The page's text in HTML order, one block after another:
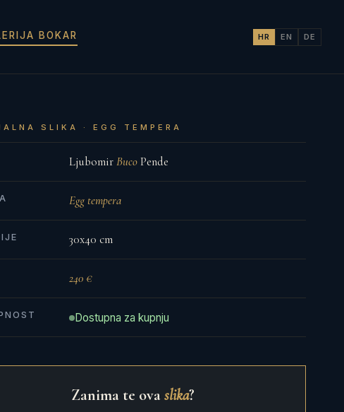
BOKAR HR EN DE
SLIKA · EGG TEMPERA
LjubomirBucoPende
Egg tempera
30x40 cm
240 €
Dostupna za kupnju
Zanima te ovaslika?